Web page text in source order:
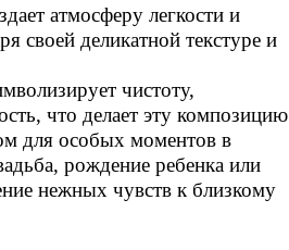
атмосферу легкости и
своей деликатной текстуре и
чистоту,
что делает эту композицию
для особых моментов в
рождение ребенка или
нежных чувств к близкому